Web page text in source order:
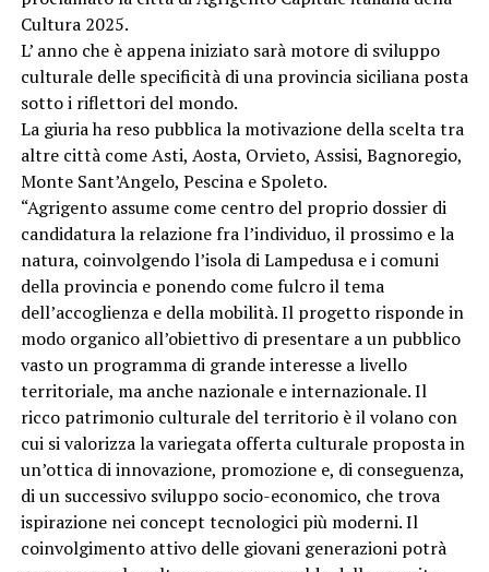
Cultura 2025.
L’ anno che è appena iniziato sarà motore di sviluppo
culturale delle specificità di una provincia siciliana posta
sotto i riflettori del mondo.
La giuria ha reso pubblica la motivazione della scelta tra
altre città come Asti, Aosta, Orvieto, Assisi, Bagnoregio,
Monte Sant’Angelo, Pescina e Spoleto.
“Agrigento assume come centro del proprio dossier di
candidatura la relazione fra l’individuo, il prossimo e la
natura, coinvolgendo l’isola di Lampedusa e i comuni
della provincia e ponendo come fulcro il tema
dell’accoglienza e della mobilità. Il progetto risponde in
modo organico all’obiettivo di presentare a un pubblico
vasto un programma di grande interesse a livello
territoriale, ma anche nazionale e internazionale. Il
ricco patrimonio culturale del territorio è il volano con
cui si valorizza la variegata offerta culturale proposta in
un’ottica di innovazione, promozione e, di conseguenza,
di un successivo sviluppo socio-economico, che trova
ispirazione nei concept tecnologici più moderni. Il
coinvolgimento attivo delle giovani generazioni potrà